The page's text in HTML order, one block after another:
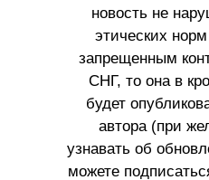
новость не
этических
запрещенным
СНГ, то она в
будет
автора (при
узнавать об
можете